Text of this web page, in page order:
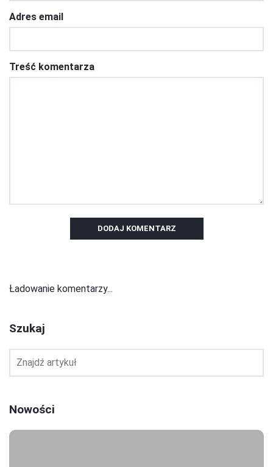
Adres email
Treść komentarza
DODAJ KOMENTARZ
Ładowanie komentarzy...
Szukaj
Nowości